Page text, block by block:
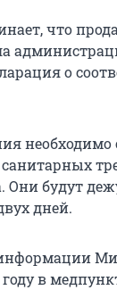
что
о
Они будут
дней.
году в